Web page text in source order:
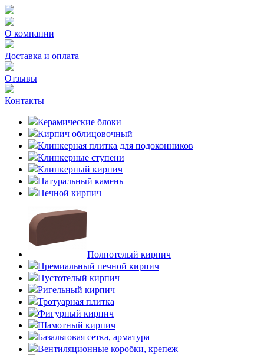
О компании
Доставка и оплата
Отзывы
Контакты
Керамические блоки
Кирпич облицовочный
Клинкерная плитка для подоконников
Клинкерные ступени
Клинкерный кирпич
Натуральный камень
Печной кирпич
Полнотелый кирпич
Премиальный печной кирпич
Пустотелый кирпич
Ригельный кирпич
Тротуарная плитка
Фигурный кирпич
Шамотный кирпич
Базальтовая сетка, арматура
Вентиляционные коробки, крепеж